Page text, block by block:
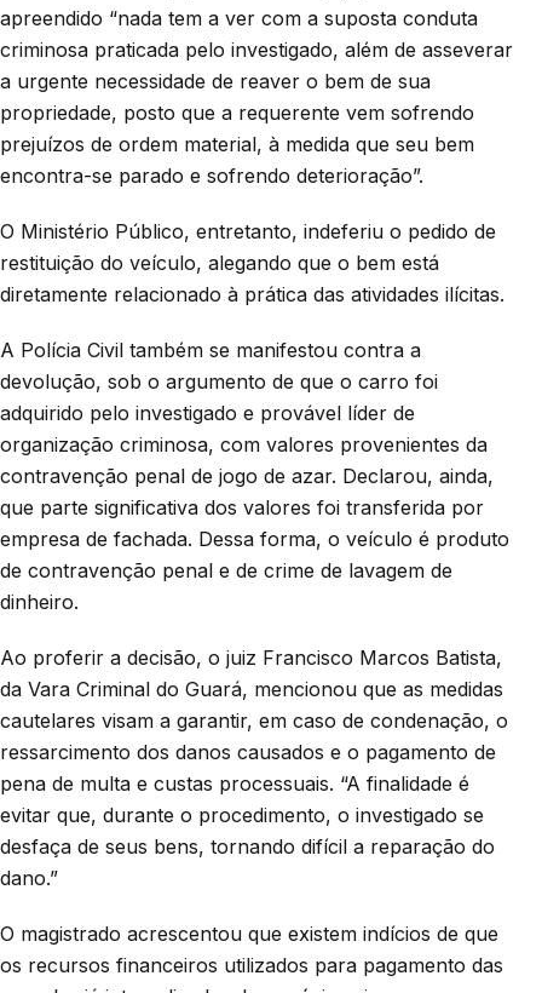
apreendido “nada tem a ver com a suposta conduta
criminosa praticada pelo investigado, além de asseverar
a urgente necessidade de reaver o bem de sua
propriedade, posto que a requerente vem sofrendo
prejuízos de ordem material, à medida que seu bem
encontra-se parado e sofrendo deterioração”.
O Ministério Público, entretanto, indeferiu o pedido de
restituição do veículo, alegando que o bem está
diretamente relacionado à prática das atividades ilícitas.
A Polícia Civil também se manifestou contra a
devolução, sob o argumento de que o carro foi
adquirido pelo investigado e provável líder de
organização criminosa, com valores provenientes da
contravenção penal de jogo de azar. Declarou, ainda,
que parte significativa dos valores foi transferida por
empresa de fachada. Dessa forma, o veículo é produto
de contravenção penal e de crime de lavagem de
dinheiro.
Ao proferir a decisão, o juiz Francisco Marcos Batista,
da Vara Criminal do Guará, mencionou que as medidas
cautelares visam a garantir, em caso de condenação, o
ressarcimento dos danos causados e o pagamento de
pena de multa e custas processuais. “A finalidade é
evitar que, durante o procedimento, o investigado se
desfaça de seus bens, tornando difícil a reparação do
dano.”
O magistrado acrescentou que existem indícios de que
os recursos financeiros utilizados para pagamento das